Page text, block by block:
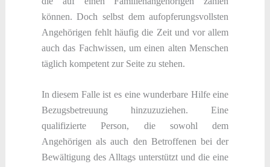
können. Doch selbst dem aufopferungsvollsten
Angehörigen fehlt häufig die Zeit und vor allem
auch das Fachwissen, um einen alten Menschen
täglich kompetent zur Seite zu stehen.
In diesem Falle ist es eine wunderbare Hilfe eine
Bezugsbetreuung hinzuzuziehen. Eine
qualifizierte Person, die sowohl dem
Angehörigen als auch den Betroffenen bei der
Bewältigung des Alltags unterstützt und die eine